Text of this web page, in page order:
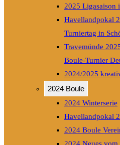
2025 Ligasaison
Havellandpokal
Turniertag in
Travemünde
Boule-Turnier
2024/2025
2024 Boule
2024 Winterserie
Havellandpokal
2024 Boule